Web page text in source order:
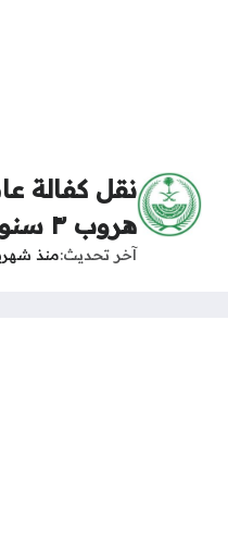
نقل كفالة
هروب ٣ سنوات
آخر تحديث منذ